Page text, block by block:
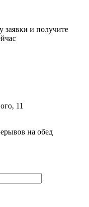
заявки и получите
11
на обед